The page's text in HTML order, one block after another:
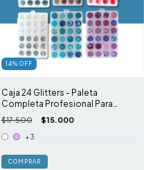
14% OFF
Caja 24 Glitters - Paleta
Completa Profesional Para
Resina
$17.500 $15.000
+3
COMPRAR